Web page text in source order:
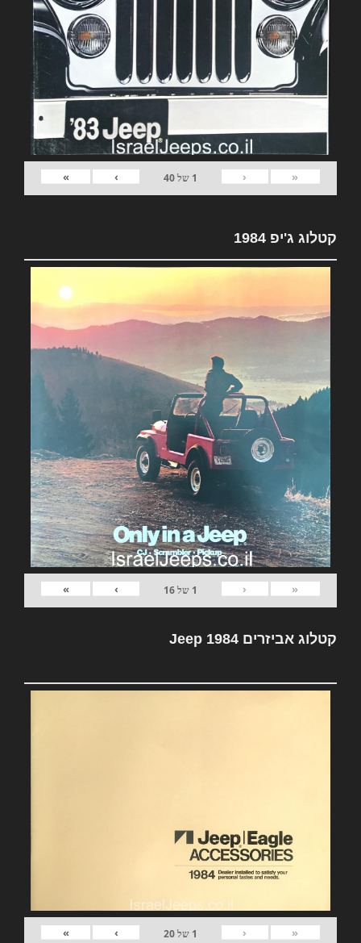
«
‹
1 של40
›
»
קטלוג ג'יפ 1984
«
‹
1 של16
›
»
קטלוג אביזרים Jeep 1984
«
‹
1 של20
›
»